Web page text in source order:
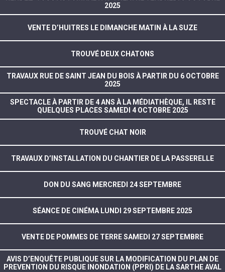
2025
VENTE D’HUITRES LE DIMANCHE MATIN À LA SUZE
TROUVÉ DEUX CHATONS
TRAVAUX RUE DE SAINT JEAN DU BOIS À PARTIR DU 6 OCTOBRE
2025
SPECTACLE À PARTIR DE 4 ANS À LA MÉDIATHÈQUE, IL RESTE
QUELQUES PLACES SAMEDI 4 OCTOBRE 2025
TROUVÉ CHAT NOIR
TRAVAUX D’INSTALLATION DU CHANTIER DE LA PASSERELLE
DON DU SANG MERCREDI 24 SEPTEMBRE
SÉANCE DE CINÉMA LUNDI 29 SEPTEMBRE 2025
VENTE DE POMMES DE TERRE SAMEDI 27 SEPTEMBRE
AVIS D’ENQUÊTE PUBLIQUE SUR LA MODIFICATION DU PLAN DE
PREVENTION DU RISQUE INONDATION (PPRI) DE LA SARTHE AVAL